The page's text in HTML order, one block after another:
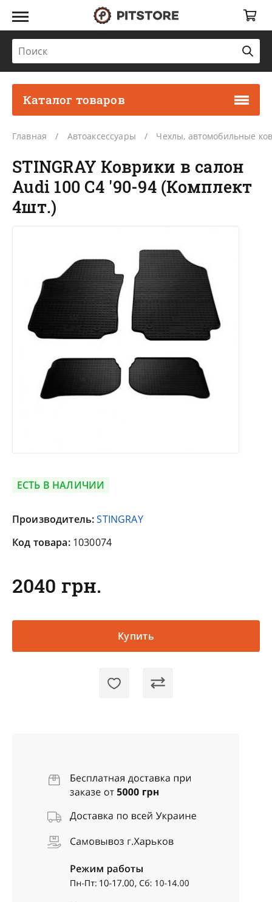
Каталог товаров
Главная Автоаксессуары Чехлы, автомобильные
STINGRAY Коврики в салон
Audi 100 C4 '90-94 (Комплект
4шт.)
ЕСТЬ В НАЛИЧИИ
Производитель:STINGRAY
Код товара: 1030074
2040 грн.
Купить